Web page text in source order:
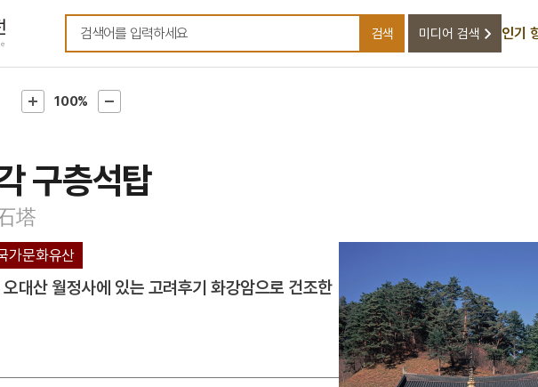
검색어를 입력하세요
검색 미디어 검색 인기
100%
구층석탑
塔
가문화유산
대산 월정사에 있는 고려후기 화강암으로 건조한